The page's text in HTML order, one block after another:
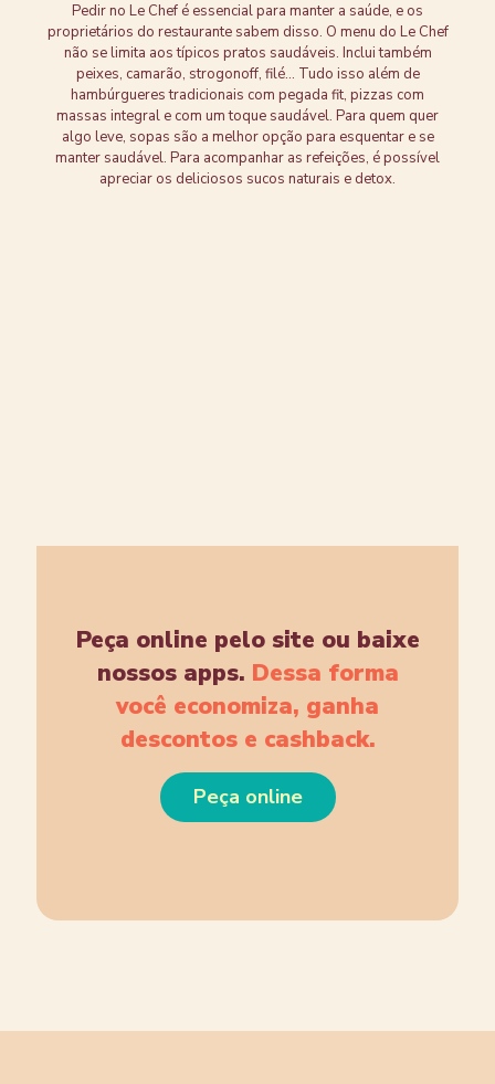
Pedir no Le Chef é essencial para manter a saúde, e os
proprietários do restaurante sabem disso. O menu do Le Chef
não se limita aos típicos pratos saudáveis. Inclui também
peixes, camarão, strogonoff, filé… Tudo isso além de
hambúrgueres tradicionais com pegada fit, pizzas com
massas integral e com um toque saudável. Para quem quer
algo leve, sopas são a melhor opção para esquentar e se
manter saudável. Para acompanhar as refeições, é possível
apreciar os deliciosos sucos naturais e detox.
Peça online pelo site ou baixe
nossos apps. Dessa forma
você economiza, ganha
descontos e cashback.
Peça online